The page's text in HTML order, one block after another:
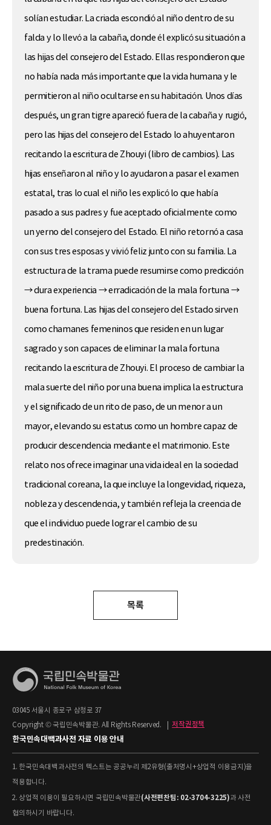
solían estudiar. La criada escondió al niño dentro de su
falda y lo llevó a la cabaña, donde él explicó su situación a
las hijas del consejero del Estado. Ellas respondieron que
no había nada más importante que la vida humana y le
permitieron al niño ocultarse en su habitación. Unos días
después, un gran tigre apareció fuera de la cabaña y rugió,
pero las hijas del consejero del Estado lo ahuyentaron
recitando la escritura de Zhouyi (libro de cambios). Las
hijas enseñaron al niño y lo ayudaron a pasar el examen
estatal, tras lo cual el niño les explicó lo que había
pasado a sus padres y fue aceptado oficialmente como
un yerno del consejero del Estado. El niño retornó a casa
con sus tres esposas y vivió feliz junto con su familia. La
estructura de la trama puede resumirse como predicción
→ dura experiencia → erradicación de la mala fortuna →
buena fortuna. Las hijas del consejero del Estado sirven
como chamanes femeninos que residen en un lugar
sagrado y son capaces de eliminar la mala fortuna
recitando la escritura de Zhouyi. El proceso de cambiar la
mala suerte del niño por una buena implica la estructura
y el significado de un rito de paso, de un menor a un
mayor, elevando su estatus como un hombre capaz de
producir descendencia mediante el matrimonio. Este
relato nos ofrece imaginar una vida ideal en la sociedad
tradicional coreana, la que incluye la longevidad, riqueza,
nobleza y descendencia, y también refleja la creencia de
que el individuo puede lograr el cambio de su
predestinación.
목록
03045 서울시 종로구 삼청로 37
Copyright © 국립민속박물관. All Rights Reserved.
저작권정책
한국민속대백과사전 자료 이용 안내
1. 한국민속대백과사전의 텍스트는 공공누리 제2유형(출처명시+상업적 이용금지)을
적용합니다.
2. 상업적 이용이 필요하시면 국립민속박물관(사전편찬팀: 02-3704-3225)과 사전
협의하시기 바랍니다.